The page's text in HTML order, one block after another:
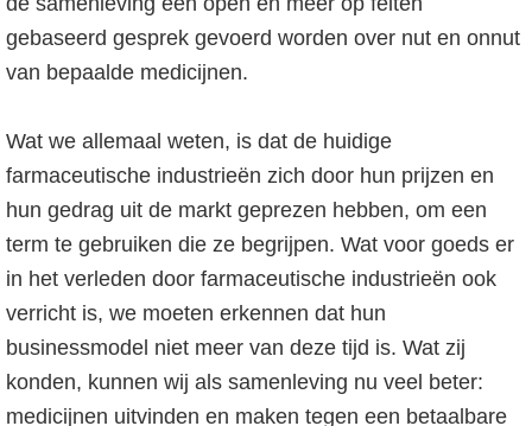
gebaseerd gesprek gevoerd worden over nut en onnut
van bepaalde medicijnen.
Wat we allemaal weten, is dat de huidige
farmaceutische industrieën zich door hun prijzen en
hun gedrag uit de markt geprezen hebben, om een
term te gebruiken die ze begrijpen. Wat voor goeds er
in het verleden door farmaceutische industrieën ook
verricht is, we moeten erkennen dat hun
businessmodel niet meer van deze tijd is. Wat zij
konden, kunnen wij als samenleving nu veel beter:
medicijnen uitvinden en maken tegen een betaalbare